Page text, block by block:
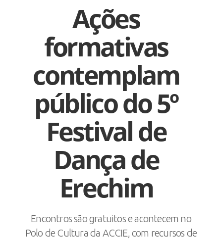
Ações
formativas
contemplam
público do 5º
Festival de
Dança de
Erechim
Encontros são gratuitos e acontecem no
Polo de Cultura da ACCIE, com recursos de